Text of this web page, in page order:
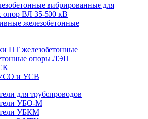
вибрированные для
опор ВЛ 35-500 кВ
железобетонные
ПТ железобетонные
опоры ЛЭП
и УСВ
для трубопроводов
УБО-М
УБКМ